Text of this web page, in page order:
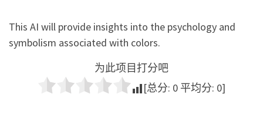
This AI will provide insights into the psychology and
symbolism associated with colors.
为此项目打分吧
[总分: 0 平均分: 0]